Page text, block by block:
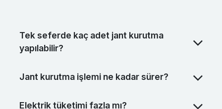
Tek seferde kaç adet jant kurutma
yapılabilir?
Jant kurutma işlemi ne kadar sürer?
Elektrik tüketimi fazla mı?